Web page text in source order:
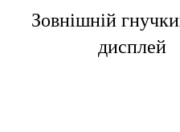
Зовнішній
дисплей